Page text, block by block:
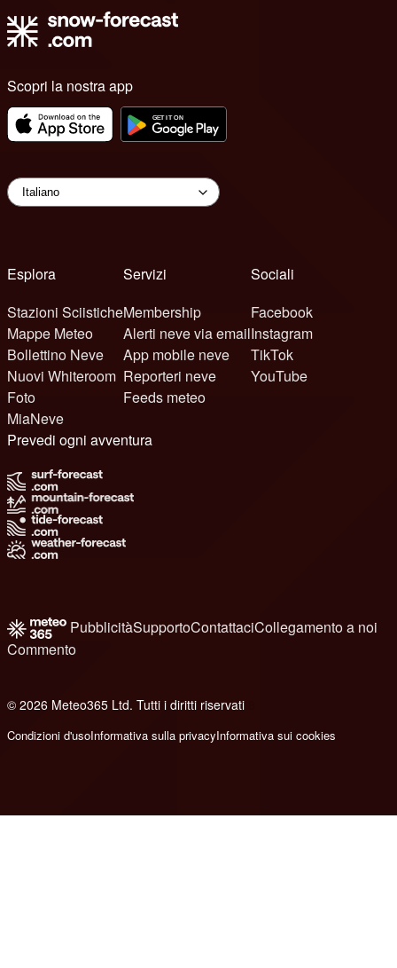
Scopri la nostra app
Esplora
Stazioni Sciistiche
Mappe Meteo
Bollettino Neve
Nuovi Whiteroom
Foto
MiaNeve
Servizi
Membership
Alerti neve via email
App mobile neve
Reporteri neve
Feeds meteo
Sociali
Facebook
Instagram
TikTok
YouTube
Prevedi ogni avventura
PubblicitàSupportoContattaciCollegamento a noi
Commento
© 2026 Meteo365 Ltd. Tutti i diritti riservati
Condizioni d'usoInformativa sulla privacyInformativa sui cookies